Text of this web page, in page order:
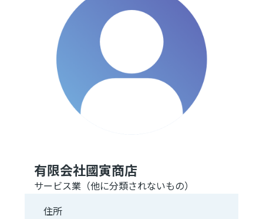
有限会社國寅商店
サービス業（他に分類されないもの）
住所